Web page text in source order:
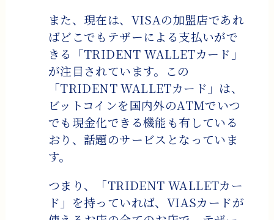
また、現在は、VISAの加盟店であれ
ばどこでもテザーによる支払いがで
きる「TRIDENT WALLETカード」
が注目されています。この
「TRIDENT WALLETカード」は、
ビットコインを国内外のATMでいつ
でも現金化できる機能も有している
おり、話題のサービスとなっていま
す。
つまり、「TRIDENT WALLETカー
ド」を持っていれば、VIASカードが